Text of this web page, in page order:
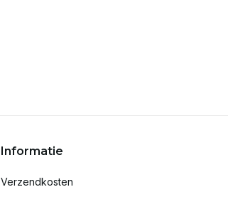
Informatie
Verzendkosten